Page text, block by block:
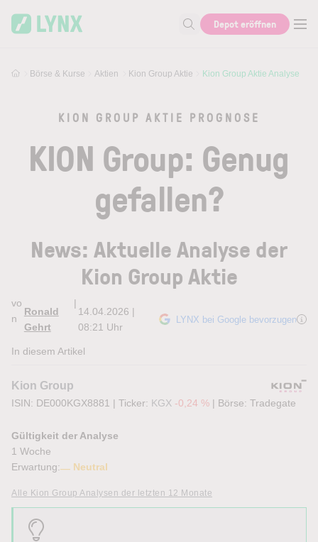
Suche nach Aktie, Autor...
Depot eröffnen
Börse & Kurse Aktien Kion Group Aktie Kion Group Aktie Analyse
KION GROUP AKTIE PROGNOSE
KION Group: Genug
gefallen?
News: Aktuelle Analyse der
Kion Group Aktie
vo
n
Ronald
Gehrt
|
14.04.2026 |
08:21 Uhr
LYNX bei Google bevorzugen
In diesem Artikel
Kion Group
ISIN: DE000KGX8881 | Ticker: KGX -0,24 % | Börse: Tradegate
Gültigkeit der Analyse
1 Woche
Erwartung:
Neutral
Alle Kion Group Analysen der letzten 12 Monate